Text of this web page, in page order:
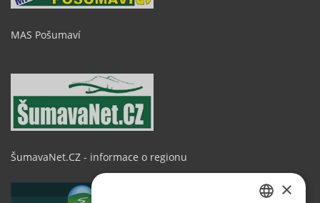
MAS Pošumaví
ŠumavaNet.CZ - informace o regionu
×